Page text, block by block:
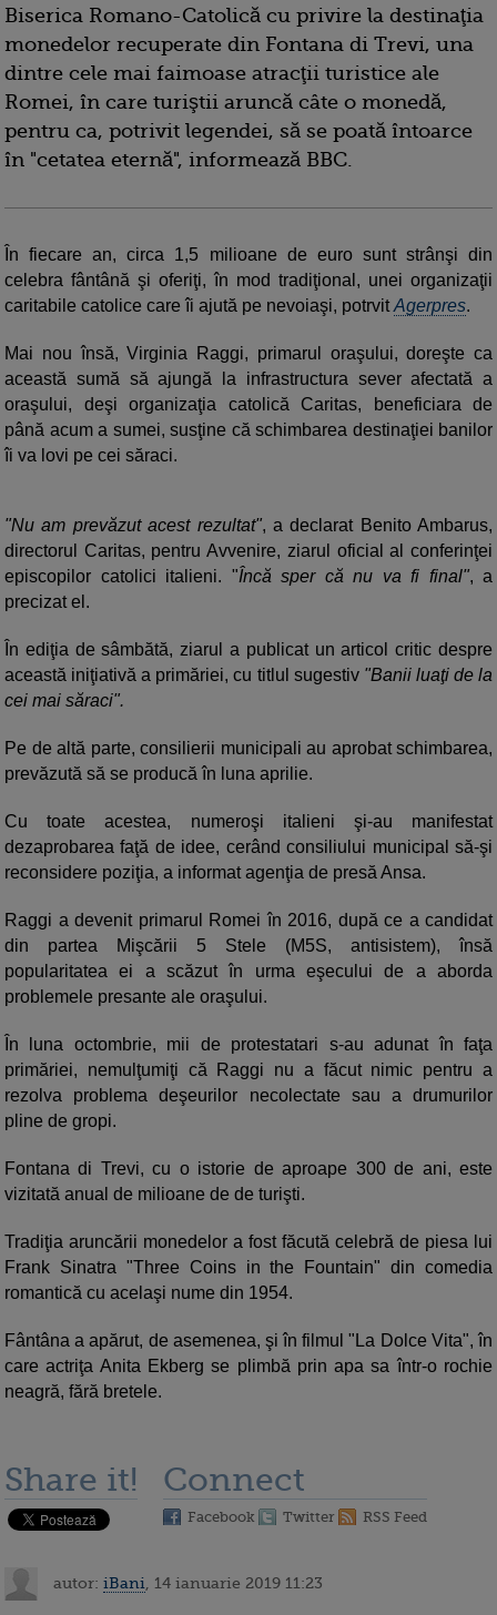
Biserica Romano-Catolică cu privire la destinaţia
monedelor recuperate din Fontana di Trevi, una
dintre cele mai faimoase atracţii turistice ale
Romei, în care turiştii aruncă câte o monedă,
pentru ca, potrivit legendei, să se poată întoarce
în "cetatea eternă", informează BBC.
În fiecare an, circa 1,5 milioane de euro sunt strânşi din
celebra fântână şi oferiţi, în mod tradiţional, unei organizaţii
caritabile catolice care îi ajută pe nevoiaşi, potrvitAgerpres.
Mai nou însă, Virginia Raggi, primarul oraşului, doreşte ca
această sumă să ajungă la infrastructura sever afectată a
oraşului, deşi organizaţia catolică Caritas, beneficiara de
până acum a sumei, susţine că schimbarea destinaţiei banilor
îi va lovi pe cei săraci.
"Nu am prevăzut acest rezultat", a declarat Benito Ambarus,
directorul Caritas, pentru Avvenire, ziarul oficial al conferinţei
episcopilor catolici italieni. "Încă sper că nu va fi final", a
precizat el.
În ediţia de sâmbătă, ziarul a publicat un articol critic despre
această iniţiativă a primăriei, cu titlul sugestiv "Banii luaţi de la
cei mai săraci".
Pe de altă parte, consilierii municipali au aprobat schimbarea,
prevăzută să se producă în luna aprilie.
Cu toate acestea, numeroşi italieni şi-au manifestat
dezaprobarea faţă de idee, cerând consiliului municipal să-şi
reconsidere poziţia, a informat agenţia de presă Ansa.
Raggi a devenit primarul Romei în 2016, după ce a candidat
din partea Mişcării 5 Stele (M5S, antisistem), însă
popularitatea ei a scăzut în urma eşecului de a aborda
problemele presante ale oraşului.
În luna octombrie, mii de protestatari s-au adunat în faţa
primăriei, nemulţumiţi că Raggi nu a făcut nimic pentru a
rezolva problema deşeurilor necolectate sau a drumurilor
pline de gropi.
Fontana di Trevi, cu o istorie de aproape 300 de ani, este
vizitată anual de milioane de de turişti.
Tradiţia aruncării monedelor a fost făcută celebră de piesa lui
Frank Sinatra "Three Coins in the Fountain" din comedia
romantică cu acelaşi nume din 1954.
Fântâna a apărut, de asemenea, şi în filmul "La Dolce Vita", în
care actriţa Anita Ekberg se plimbă prin apa sa într-o rochie
neagră, fără bretele.
Share it! Connect
Facebook Twitter RSS Feed
autor: iBani , 14 ianuarie 2019 11:23